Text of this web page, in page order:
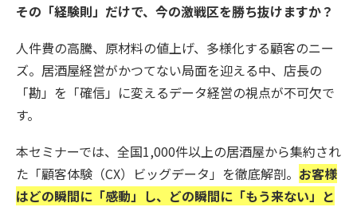
その「経験則」だけで、今の激戦区を勝ち抜けますか？
人件費の高騰、原材料の値上げ、多様化する顧客のニー
ズ。居酒屋経営がかつてない局面を迎える中、店長の
「勘」を「確信」に変えるデータ経営の視点が不可欠で
す。
本セミナーでは、 全国1,000件以上の居酒屋から集約され
た「顧客体験（CX）ビッグデータ」を徹底解剖。 お客様
はどの瞬間に「感動」し、どの瞬間に「もう来ない」と